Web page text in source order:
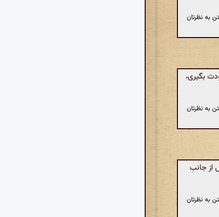
به نظرتان
بگیری،
به نظرتان
از جانب
به نظرتان